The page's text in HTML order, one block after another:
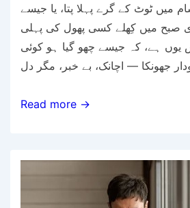
میں ٹوٹ کے گرے پہلا پتا، یا جیسے
صبح میں کِھلے کسی پھول کی پہلی
ہے، کہ جیسے چھو گیا ہو کوئی
احساسِ
Read more →